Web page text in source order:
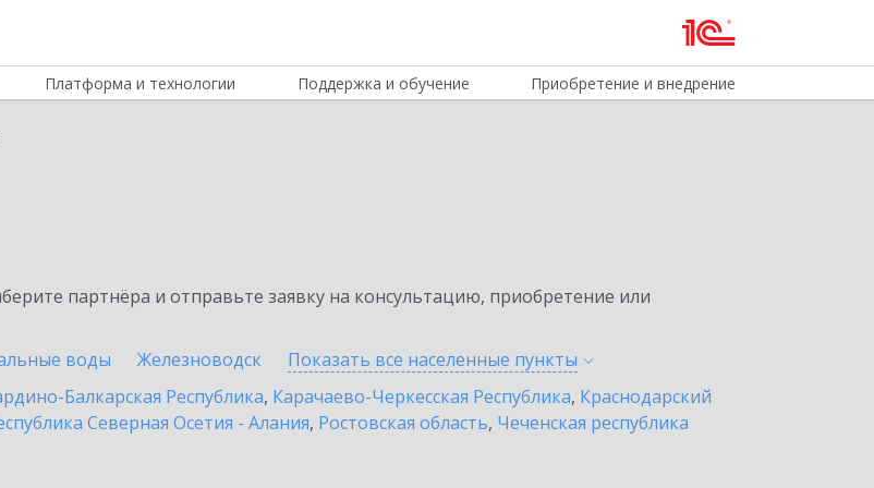
Платформа и технологии Поддержка и обучение Приобретение и внедрение
партнёра и отправьте заявку на консультацию, приобретение или
воды Железноводск Показать все населенные пункты
Балкарская Республика, Карачаево-Черкесская Республика, Краснодарский
Северная Осетия - Алания, Ростовская область, Чеченская республика